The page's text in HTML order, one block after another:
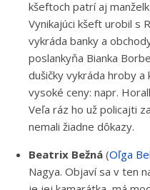
kšeftoch patrí aj
Vynikajúci kšeft urobil s
vykráda banky a
poslankyňa Bianka
dušičky vykráda hroby a
vysoké ceny: napr.
Veľa ráz ho už policajti
nemali žiadne dôkazy.
Beatrix Bežná (Oľga
Nagya. Objaví sa v ten